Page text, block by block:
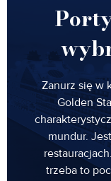
Zanurz się w
Golden
mundur.
trzeba to